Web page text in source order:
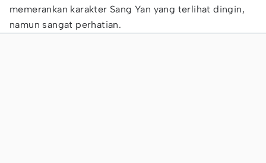
memerankan karakter Sang Yan yang terlihat dingin,
namun sangat perhatian.